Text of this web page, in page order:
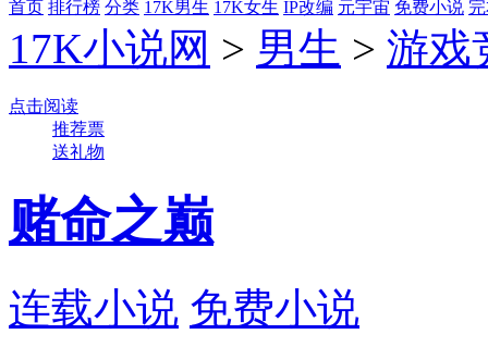
首页 排行榜 分类 17K男生 17K女生 IP改编 元宇宙 免费小说
17K小说网 > 男生 > 游戏
点击阅读
推荐票
送礼物
赌命之巅
连载小说 免费小说